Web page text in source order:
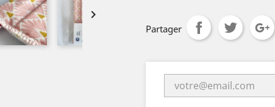

Partager